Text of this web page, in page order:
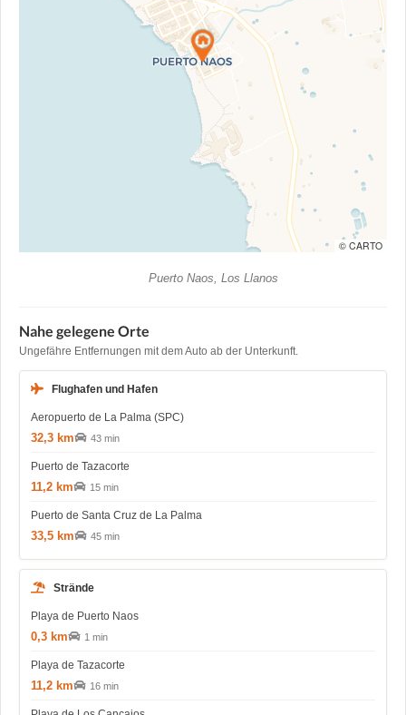
© CARTO
Puerto Naos, Los Llanos
Nahe gelegene Orte
Ungefähre Entfernungen mit dem Auto ab der Unterkunft.
Flughafen und Hafen
Aeropuerto de La Palma (SPC)
32,3 km 43 min
Puerto de Tazacorte
11,2 km 15 min
Puerto de Santa Cruz de La Palma
33,5 km 45 min
Strände
Playa de Puerto Naos
0,3 km 1 min
Playa de Tazacorte
11,2 km 16 min